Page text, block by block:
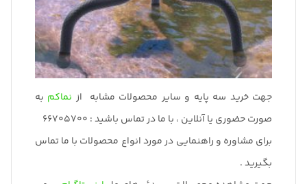
جهت خرید سه پایه و سایر محصولات مشابه از نماکم به
صورت حضوری یا آنلاین ، با ما در تماس باشید : 66705700
برای مشاوره و راهنمایی در مورد انواع محصولات با ما تماس
بگیرید .